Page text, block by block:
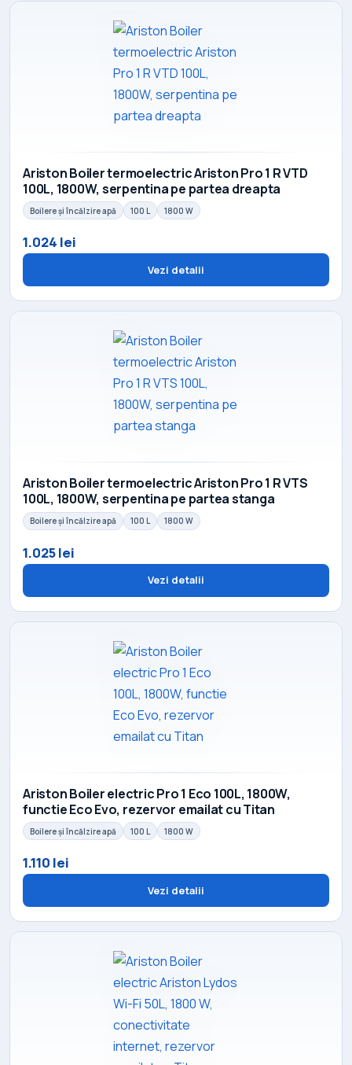
Ariston Boiler termoelectric Ariston Pro 1 R VTD
100L, 1800W, serpentina pe partea dreapta
Boilere și încălzire apă 100 L 1800 W
1.024 lei
Vezi detalii
Ariston Boiler termoelectric Ariston Pro 1 R VTS
100L, 1800W, serpentina pe partea stanga
Boilere și încălzire apă 100 L 1800 W
1.025 lei
Vezi detalii
Ariston Boiler electric Pro 1 Eco 100L, 1800W,
functie Eco Evo, rezervor emailat cu Titan
Boilere și încălzire apă 100 L 1800 W
1.110 lei
Vezi detalii